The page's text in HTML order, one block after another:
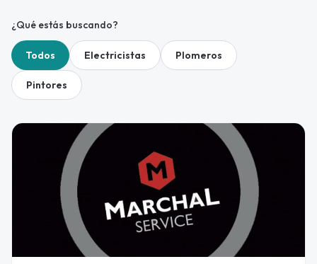
¿Qué estás buscando?
Todos Electricistas Plomeros
Pintores